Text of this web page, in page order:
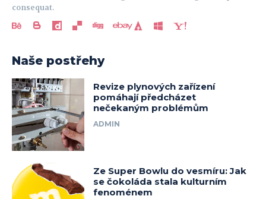
consequat.
Naše postřehy
Revize plynových zařízení
pomáhají předcházet
nečekaným problémům
ADMIN
Ze Super Bowlu do vesmíru: Jak
se čokoláda stala kulturním
fenoménem